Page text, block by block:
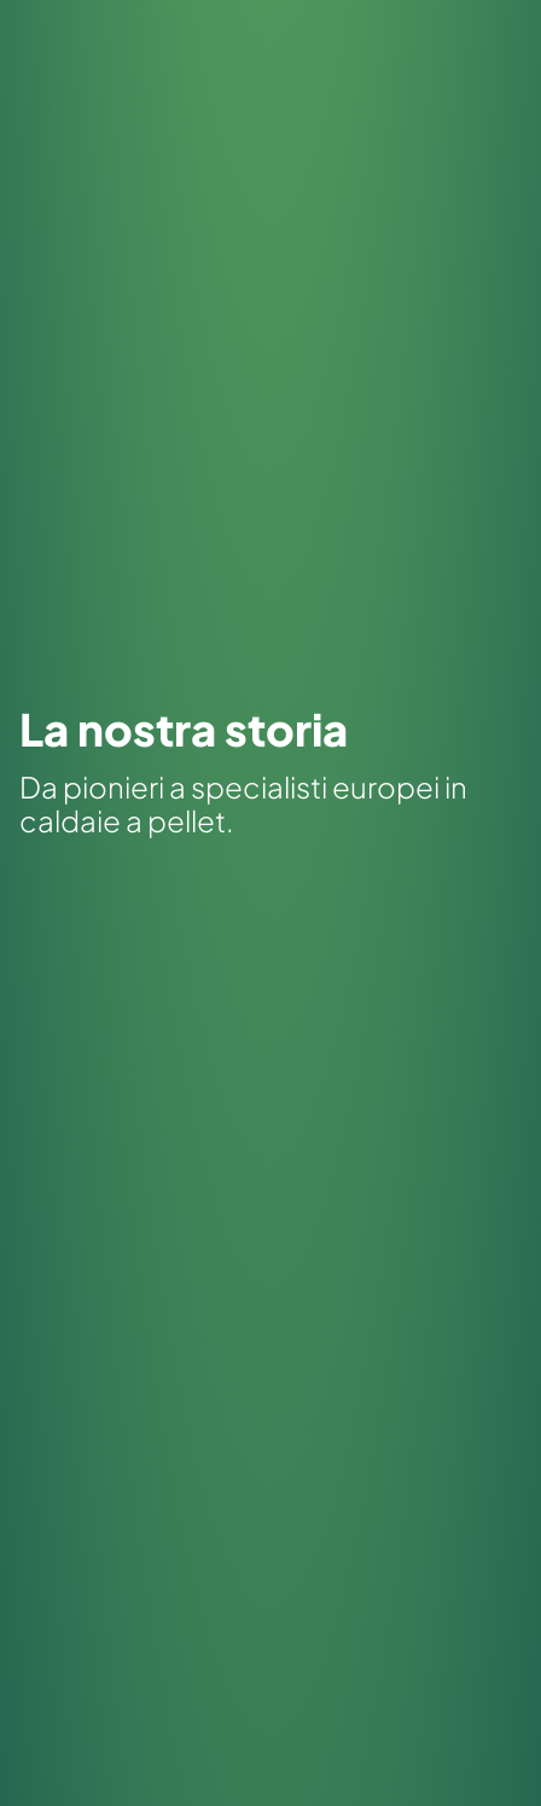
La nostra storia
Da pionieri a specialisti europei in
caldaie a pellet.